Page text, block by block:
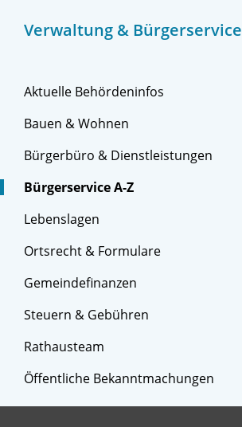
Verwaltung & Bürgerservice
Aktuelle Behördeninfos
Bauen & Wohnen
Bürgerbüro & Dienstleistungen
Bürgerservice A-Z
Lebenslagen
Ortsrecht & Formulare
Gemeindefinanzen
Steuern & Gebühren
Rathausteam
Öffentliche Bekanntmachungen